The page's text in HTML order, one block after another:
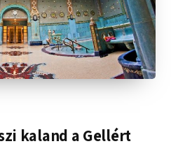
kaland a Gellért